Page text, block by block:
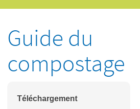
Guide du
compostage
Téléchargement